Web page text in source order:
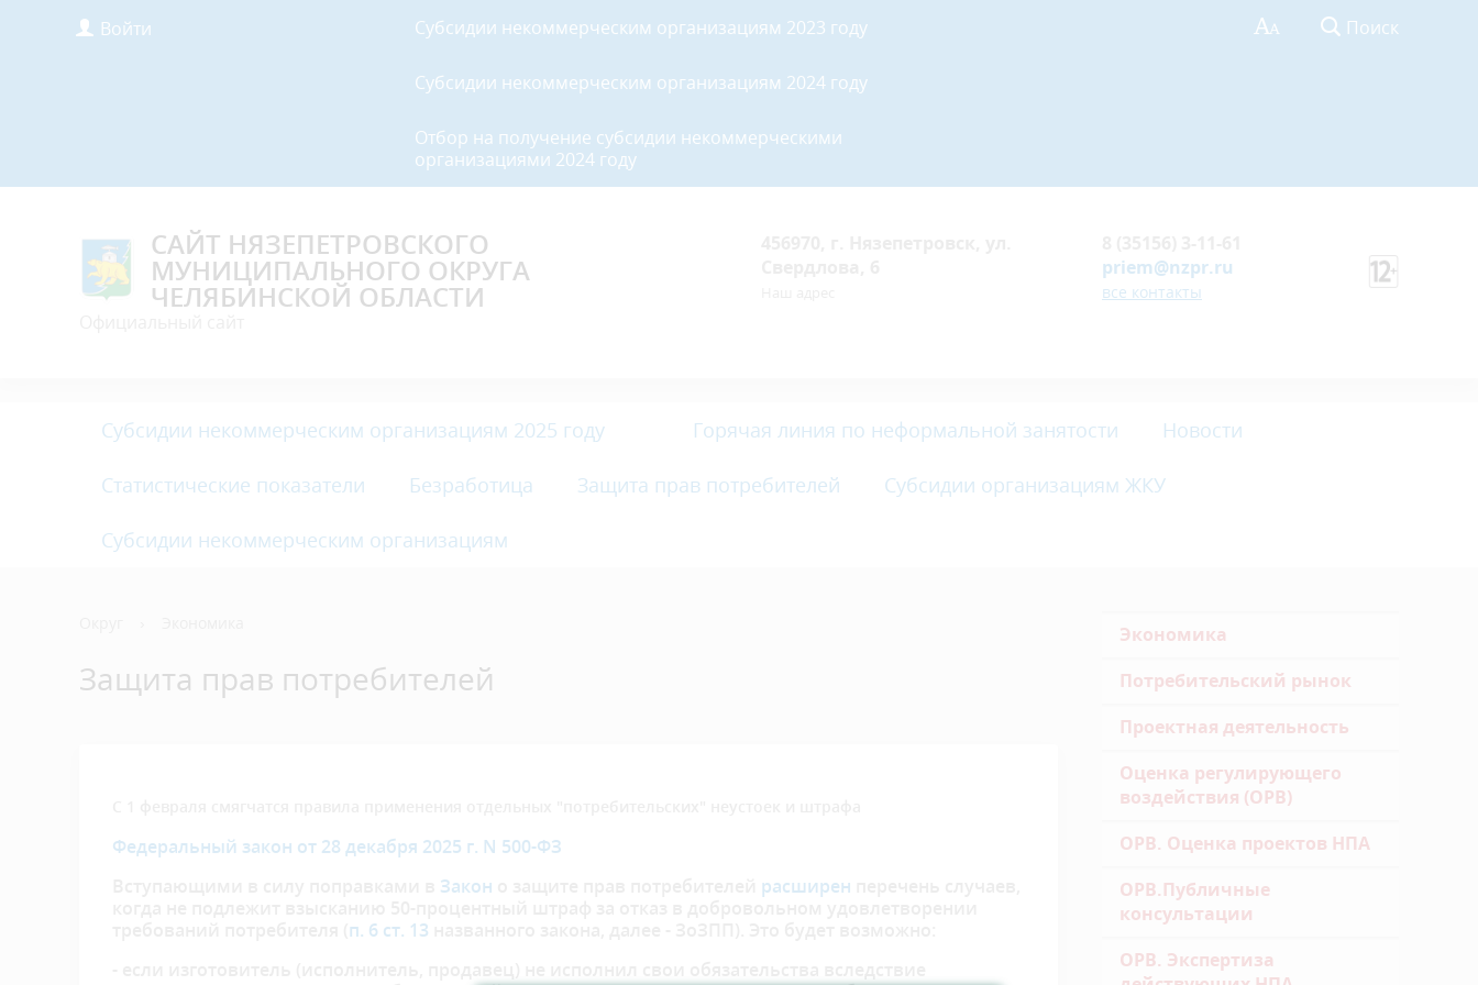
Войти Субсидии некоммерческим организациям 2023 году
Субсидии некоммерческим организациям 2024 году
Отбор на получение субсидии некоммерческими
организациями 2024 году
Поиск
САЙТ НЯЗЕПЕТРОВСКОГО
МУНИЦИПАЛЬНОГО ОКРУГА
ЧЕЛЯБИНСКОЙ ОБЛАСТИ
priem@nzpr.ru
все контакты
Субсидии некоммерческим организациям 2025 году Горячая линия по неформальной занятости Новости
Статистические показатели Безработица Защита прав потребителей Субсидии организациям ЖКУ
Субсидии некоммерческим организациям
Защита прав потребителей
Федеральный закон от 28 декабря 2025 г. N 500-ФЗ
Закон расширен
п. 6 ст. 13
Экономика
Потребительский рынок
Проектная деятельность
Оценка регулирующего
воздействия (ОРВ)
ОРВ. Оценка проектов НПА
ОРВ.Публичные
консультации
ОРВ. Экспертиза